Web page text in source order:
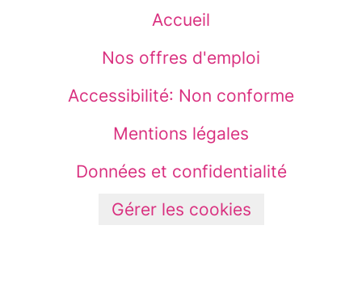
Accueil
Nos offres d'emploi
Accessibilité: Non conforme
Mentions légales
Données et confidentialité
Gérer les cookies